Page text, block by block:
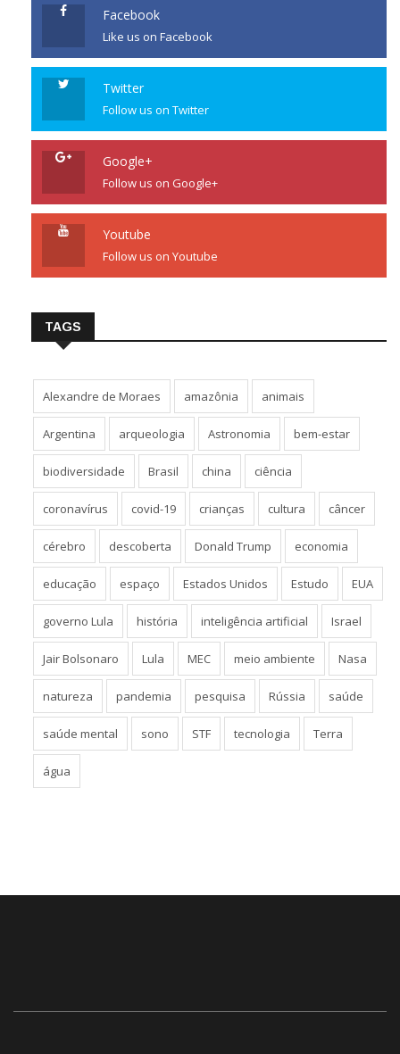
Facebook
Like us on Facebook
Twitter
Follow us on Twitter
Google+
Follow us on Google+
Youtube
Follow us on Youtube
TAGS
Alexandre de Moraes amazônia animais
Argentina arqueologia Astronomia bem-estar
biodiversidade Brasil china ciência
coronavírus covid-19 crianças cultura câncer
cérebro descoberta Donald Trump economia
educação espaço Estados Unidos Estudo EUA
governo Lula história inteligência artificial Israel
Jair Bolsonaro Lula MEC meio ambiente Nasa
natureza pandemia pesquisa Rússia saúde
saúde mental sono STF tecnologia Terra
água